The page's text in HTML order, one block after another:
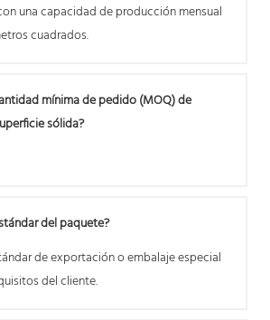
una capacidad de producción mensual
cuadrados.
mínima de pedido (MOQ) de
sólida?
del paquete?
de exportación o embalaje especial
del cliente.